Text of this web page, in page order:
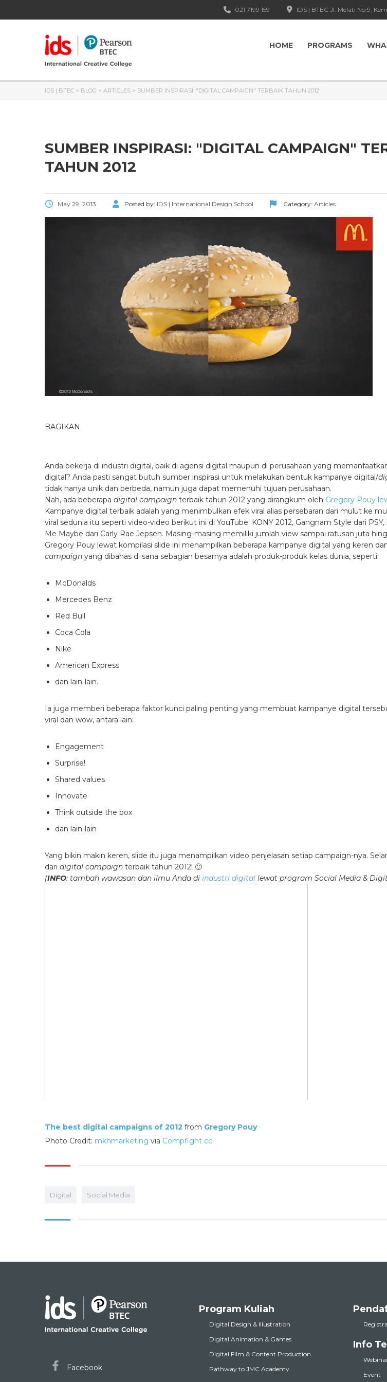
IDS | BTEC Jl. Melati No.9,
021 7199 159
HOME PROGRAMS
IDS | BTEC > BLOG > ARTICLES > SUMBER INSPIRASI: "DIGITAL CAMPAIGN" TERBAIK TAHUN 2012
SUMBER INSPIRASI: "DIGITAL CAMPAIGN"
TAHUN 2012
May 29, 2013 Posted by: IDS | International Design School Category: Articles
BAGIKAN
Anda bekerja di industri digital, baik di agensi digital maupun di perusahaan yang
digital? Anda pasti sangat butuh sumber inspirasi untuk melakukan bentuk kampanye digital/
tidak hanya unik dan berbeda, namun juga dapat memenuhi tujuan perusahaan.
Nah, ada beberapa digital campaign terbaik tahun 2012 yang dirangkum oleh Gregory Pouy
Kampanye digital terbaik adalah yang menimbulkan efek viral alias persebaran dari mulut ke
viral sedunia itu seperti video-video berikut ini di YouTube: KONY 2012, Gangnam Style dari PSY,
Me Maybe dari Carly Rae Jepsen. Masing-masing memiliki jumlah view sampai ratusan juta
Gregory Pouy lewat kompilasi slide ini menampilkan beberapa kampanye digital yang keren
campaign yang dibahas di sana sebagian besarnya adalah produk-produk kelas dunia, seperti:
McDonalds
Mercedes Benz
Red Bull
Coca Cola
Nike
American Express
dan lain-lain.
Ia juga memberi beberapa faktor kunci paling penting yang membuat kampanye digital
viral dan wow, antara lain:
Engagement
Surprise!
Shared values
Innovate
Think outside the box
dan lain-lain
Yang bikin makin keren, slide itu juga menampilkan video penjelasan setiap campaign-nya.
dari digital campaign terbaik tahun 2012! 🙂
(INFO: tambah wawasan dan ilmu Anda di industri digital lewat program Social Media &
The best digital campaigns of 2012 from Gregory Pouy
Photo Credit: mkhmarketing via Compfight cc
Digital Social Media
Facebook
Program Kuliah
Digital Design & Illustration
Digital Animation & Games
Digital Film & Content Production
Pathway to JMC Academy
Info
Event